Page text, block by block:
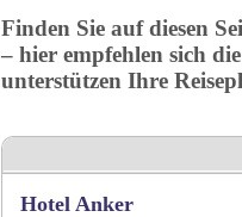
Finden Sie auf diesen
– hier empfehlen sich
unterstützen Ihre
Hotel Anker